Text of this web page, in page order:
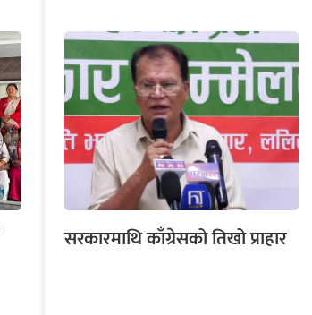
सरकारमाथि काँग्रेसको तिखो प्राहार